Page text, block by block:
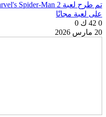
على لعبة مجانًا
0 42 ك
0
20 مارس 2026